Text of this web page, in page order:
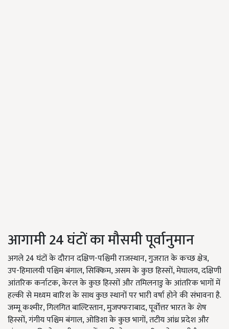
आगामी 24 घंटों का मौसमी पूर्वानुमान
अगले 24 घंटों के दौरान दक्षिण-पश्चिमी राजस्थान, गुजरात के कच्छ क्षेत्र,
उप-हिमालयी पश्चिम बंगाल, सिक्किम, असम के कुछ हिस्सों, मेघालय, दक्षिणी
आंतरिक कर्नाटक, केरल के कुछ हिस्सों और तमिलनाडु के आंतरिक भागों में
हल्की से मध्यम बारिश के साथ कुछ स्थानों पर भारी वर्षा होने की संभावना है.
जम्मू कश्मीर, गिलगित बाल्टिस्तान, मुजफ्फराबाद, पूर्वोत्तर भारत के शेष
हिस्सों, गंगीय पश्चिम बंगाल, ओडिशा के कुछ भागों, तटीय आंध्र प्रदेश और